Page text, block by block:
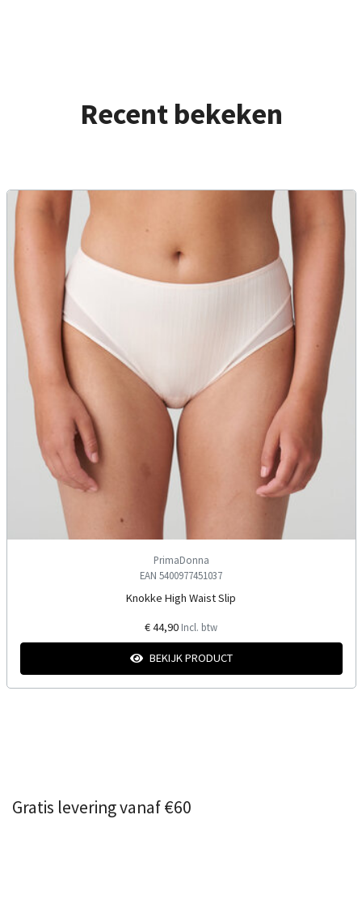
Recent bekeken
PrimaDonna
EAN 5400977451037
Knokke High Waist Slip
€ 44,90 Incl. btw
BEKIJK PRODUCT
Gratis levering vanaf €60